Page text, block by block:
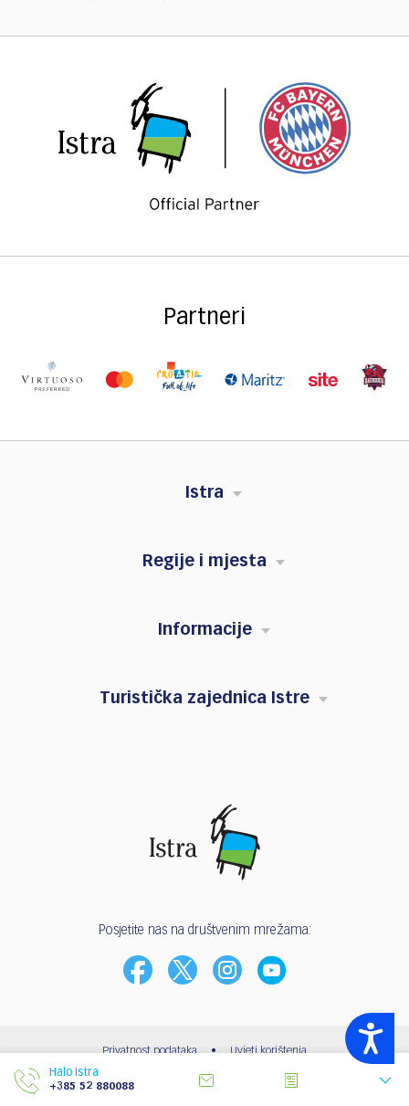
Accessibility
Partneri
Istra
Regije i mjesta
Informacije
Turistička zajednica Istre
Posjetite nas na društvenim mrežama:
Privatnost podataka • Uvjeti korištenja
© 2003 - 2026 | Turistička zajednica Istarske županije
Halo Istra
+385 52 880088